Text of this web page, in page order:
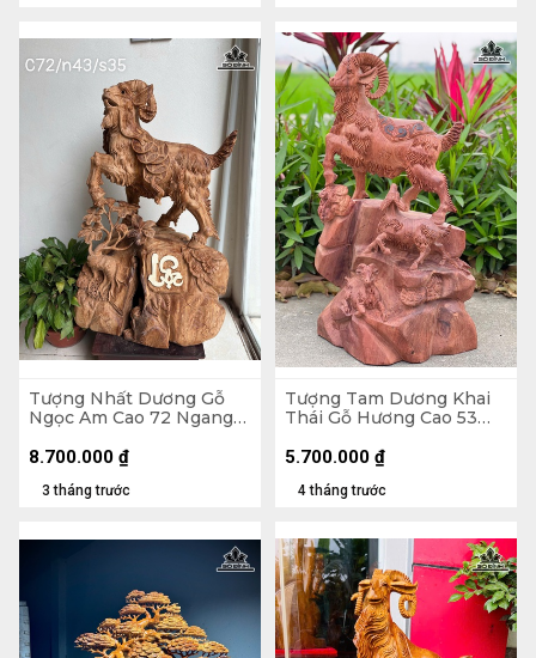
Tượng Nhất Dương Gỗ
Ngọc Am Cao 72 Ngang
3 tháng trước
8.700.000 ₫
Tượng Tam Dương Khai
Thái Gỗ Hương Cao 53
10kg
4 tháng trước
5.700.000 ₫